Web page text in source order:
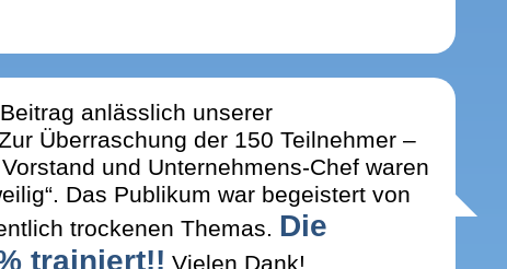
anlässlich unserer
Überraschung der 150 Teilnehmer –
und Unternehmens-Chef waren
Das Publikum war begeistert von
trockenen Themas. Die
trainiert!! Vielen Dank!